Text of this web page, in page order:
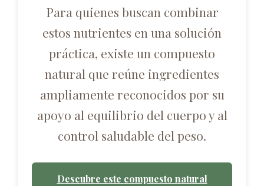
Para quienes buscan combinar
estos nutrientes en una solución
práctica, existe un compuesto
natural que reúne ingredientes
ampliamente reconocidos por su
apoyo al equilibrio del cuerpo y al
control saludable del peso.
Descubre este compuesto natural